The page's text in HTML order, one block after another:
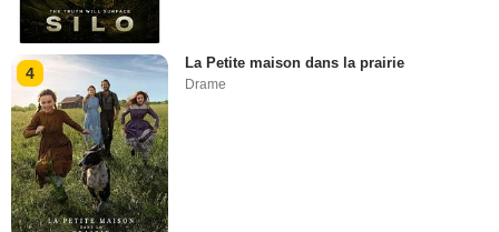
4
La Petite maison dans la prairie
Drame